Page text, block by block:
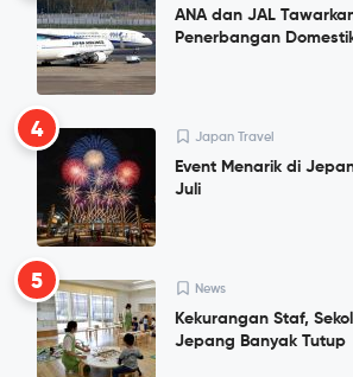
ANA dan JAL
Penerbangan
4 Japan Travel
Event Menarik di
Juli
5 News
Kekurangan Staf,
Jepang Banyak Tutup